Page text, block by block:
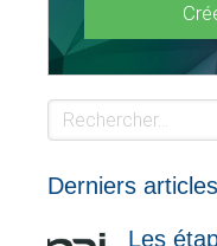
Rechercher
Derniers articles
Les